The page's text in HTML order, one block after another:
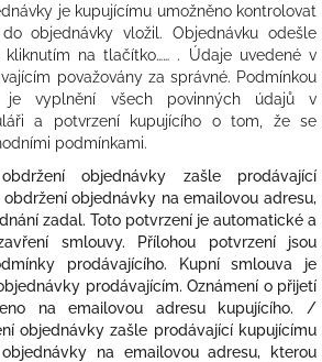
je kupujícímu umožněno kontrolovat
objednávky vložil. Objednávku odešle
kliknutím na tlačítko…… . Údaje uvedené v
považovány za správné. Podmínkou
je vyplnění všech povinných údajů v
a potvrzení kupujícího o tom, že se
podmínkami.
objednávky zašle prodávající
objednávky na emailovou adresu,
zadal. Toto potvrzení je automatické a
smlouvy. Přílohou potvrzení jsou
prodávajícího. Kupní smlouva je
prodávajícím. Oznámení o přijetí
na emailovou adresu kupujícího. /
objednávky zašle prodávající kupujícímu
na emailovou adresu, kterou